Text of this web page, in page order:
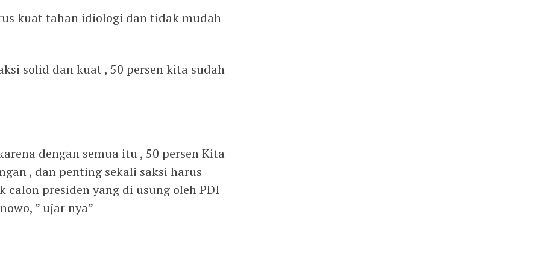
kuat tahan idiologi dan tidak mudah
solid dan kuat , 50 persen kita sudah
dengan semua itu , 50 persen Kita
, dan penting sekali saksi harus
calon presiden yang di usung oleh PDI
” ujar nya”